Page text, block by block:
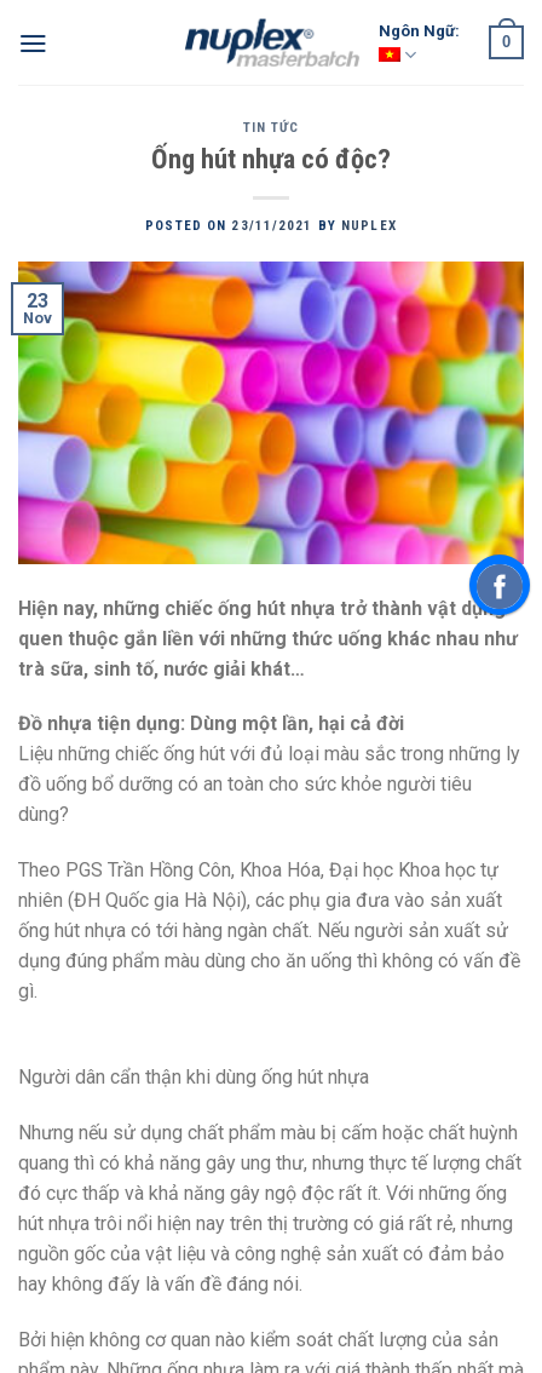
Ngôn Ngữ:
0
TIN TỨC
Ống hút nhựa có độc?
POSTED ON 23/11/2021 BY NUPLEX
23
Nov
Hiện nay, những chiếc ống hút nhựa trở thành vật dụng
quen thuộc gắn liền với những thức uống khác nhau như
trà sữa, sinh tố, nước giải khát…
Đồ nhựa tiện dụng: Dùng một lần, hại cả đời
Liệu những chiếc ống hút với đủ loại màu sắc trong những ly
đồ uống bổ dưỡng có an toàn cho sức khỏe người tiêu
dùng?
Theo PGS Trần Hồng Côn, Khoa Hóa, Đại học Khoa học tự
nhiên (ĐH Quốc gia Hà Nội), các phụ gia đưa vào sản xuất
ống hút nhựa có tới hàng ngàn chất. Nếu người sản xuất sử
dụng đúng phẩm màu dùng cho ăn uống thì không có vấn đề
gì.
Người dân cẩn thận khi dùng ống hút nhựa
Nhưng nếu sử dụng chất phẩm màu bị cấm hoặc chất huỳnh
quang thì có khả năng gây ung thư, nhưng thực tế lượng chất
đó cực thấp và khả năng gây ngộ độc rất ít. Với những ống
hút nhựa trôi nổi hiện nay trên thị trường có giá rất rẻ, nhưng
nguồn gốc của vật liệu và công nghệ sản xuất có đảm bảo
hay không đấy là vấn đề đáng nói.
Bởi hiện không cơ quan nào kiểm soát chất lượng của sản